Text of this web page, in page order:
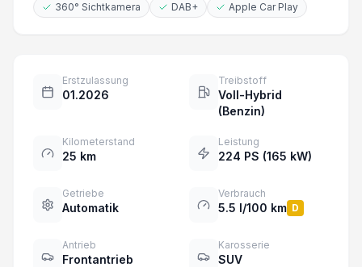
360° Sichtkamera
DAB+ Apple Car Play
Erstzulassung
01.2026
Treibstoff
Voll-Hybrid
(Benzin)
Kilometerstand
25 km
Leistung
224 PS (165 kW)
Getriebe
Automatik
Verbrauch
5.5 l/100 km D
Antrieb
Frontantrieb
Karosserie
SUV